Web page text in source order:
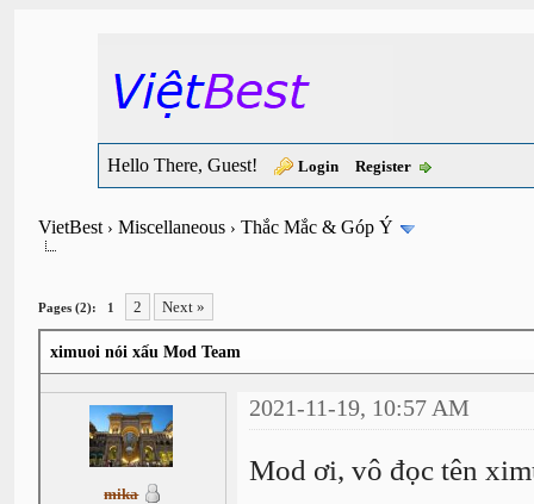
Hello There, Guest! Login Register
VietBest›Miscellaneous ›Thắc Mắc & Góp Ý
Pages (2): 1 2 Next »
ximuoi nói xấu Mod Team
mika
2021-11-19, 10:57 AM
Mod ơi, vô đọc tên